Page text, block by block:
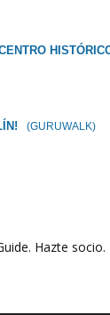
(GURUWALK)
Hazte socio.